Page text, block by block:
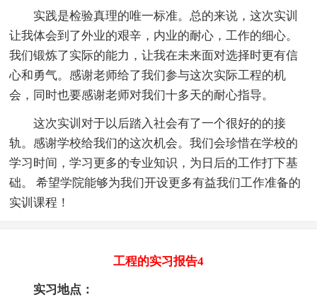
实践是检验真理的唯一标准。总的来说，这次实训
让我体会到了外业的艰辛，内业的耐心，工作的细心。
我们锻炼了实际的能力，让我在未来面对选择时更有信
心和勇气。感谢老师给了我们参与这次实际工程的机
会，同时也要感谢老师对我们十多天的耐心指导。
这次实训对于以后踏入社会有了一个很好的的接
轨。感谢学校给我们的这次机会。我们会珍惜在学校的
学习时间，学习更多的专业知识，为日后的工作打下基
础。 希望学院能够为我们开设更多有益我们工作准备的
实训课程！
工程的实习报告4
实习地点：